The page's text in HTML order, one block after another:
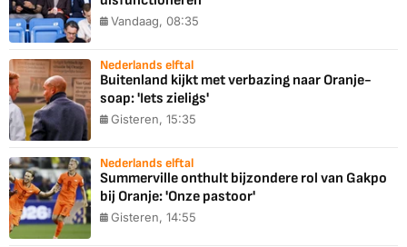
Vandaag, 08:35
Nederlands elftal
Buitenland kijkt met verbazing naar Oranje-
soap: 'Iets zieligs'
Gisteren, 15:35
Nederlands elftal
Summerville onthult bijzondere rol van Gakpo
bij Oranje: 'Onze pastoor'
Gisteren, 14:55